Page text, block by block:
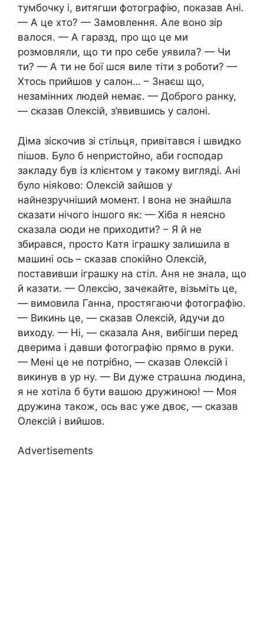
тумбочку і, витягши фотографію, показав Ані.
— А це хто? — Замовлення. Але воно зір
валося. — А гаразд, про що це ми
розмовляли, що ти про себе уявила? — Чи
ти? — А ти не бої шся виле тіти з роботи? —
Хтось прийшов у салон… – Знаєш що,
незамінних людей немає. — Доброго ранку,
— сказав Олексій, з’явившись у салоні.
Діма зіскочив зі стільця, привітався і швидко
пішов. Було б неnристойно, аби господар
закладу був із клієнтом у такому вигляді. Ані
було ніяkово: Олексій зайшов у
найнезручніший момент. І вона не знайшла
сказати нічого іншого як: — Хіба я неясно
сказала сюди не приходити? – Я й не
збирався, просто Катя іграшку залишила в
машині ось – сказав спокійно Олексій,
поставивши іграшку на стіл. Аня не знала, що
й казати. — Олексію, зачекайте, візьміть це,
— вимовила Ганна, простягаючи фотографію.
— Викинь це, — сказав Олексій, йдучи до
виходу. — Ні, — сказала Аня, вибігши перед
дверима і давши фотографію прямо в руки.
— Мені це не потрібно, — сказав Олексій і
викинув в ур ну. — Ви дуже страաна людина,
я не хотіла б бути вашою дружиною! — Моя
дружина також, ось вас уже двоє, — сказав
Олексій і вийшов.
Advertisements